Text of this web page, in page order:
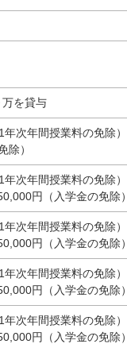
万を貸与
次年間授業料の免除
除）
次年間授業料の免除
円（入学金の免除
次年間授業料の免除
円（入学金の免除
次年間授業料の免除
円（入学金の免除
次年間授業料の免除
円（入学金の免除）